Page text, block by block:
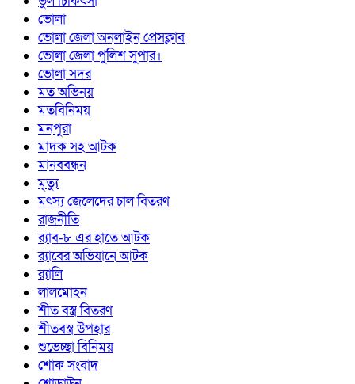
ভোলা
ভোলা জেলা অনলাইন প্রেসক্লাব
ভোলা জেলা পুলিশ সুপার।
ভোলা সদর
মত অভিনয়
মতবিনিময়
মনপুরা
মাদক সহ আটক
মানববন্ধন
মৃত্যু
মৎস্য জেলেদের চাল বিতরণ
রাজনীতি
র‍্যাব-৮ এর হাতে আটক
র‍্যাবের অভিযানে আটক
র‍্যালি
লালমোহন
শীত বস্ত্র বিতরণ
শীতবস্ত্র উপহার
শুভেচ্ছা বিনিময়
শোক সংবাদ